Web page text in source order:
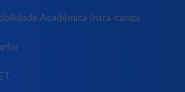
Acadêmica Intra-campi